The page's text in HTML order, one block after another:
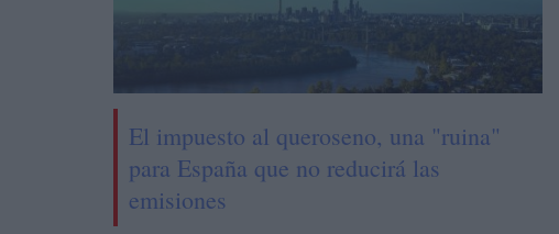
El impuesto al queroseno, una "ruina"
para España que no reducirá las
emisiones